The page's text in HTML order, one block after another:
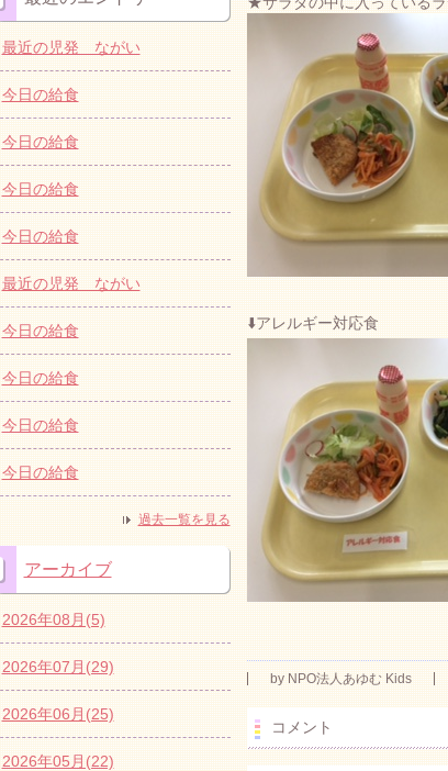
⬇️アレルギー対応食
byNPO法人あゆむ Kids
コメント
最近の児発 ながい
今日の給食
今日の給食
今日の給食
今日の給食
最近の児発 ながい
今日の給食
今日の給食
今日の給食
今日の給食
過去一覧を見る
アーカイブ
2026年08月(5)
2026年07月(29)
2026年06月(25)
2026年05月(22)